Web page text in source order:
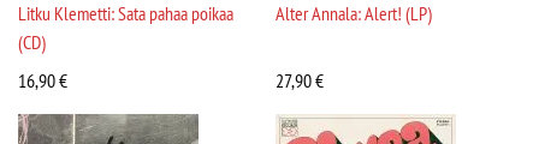
Litku Klemetti: Sata pahaa poikaa
(CD)
16,90€
Alter Annala: Alert! (LP)
27,90€